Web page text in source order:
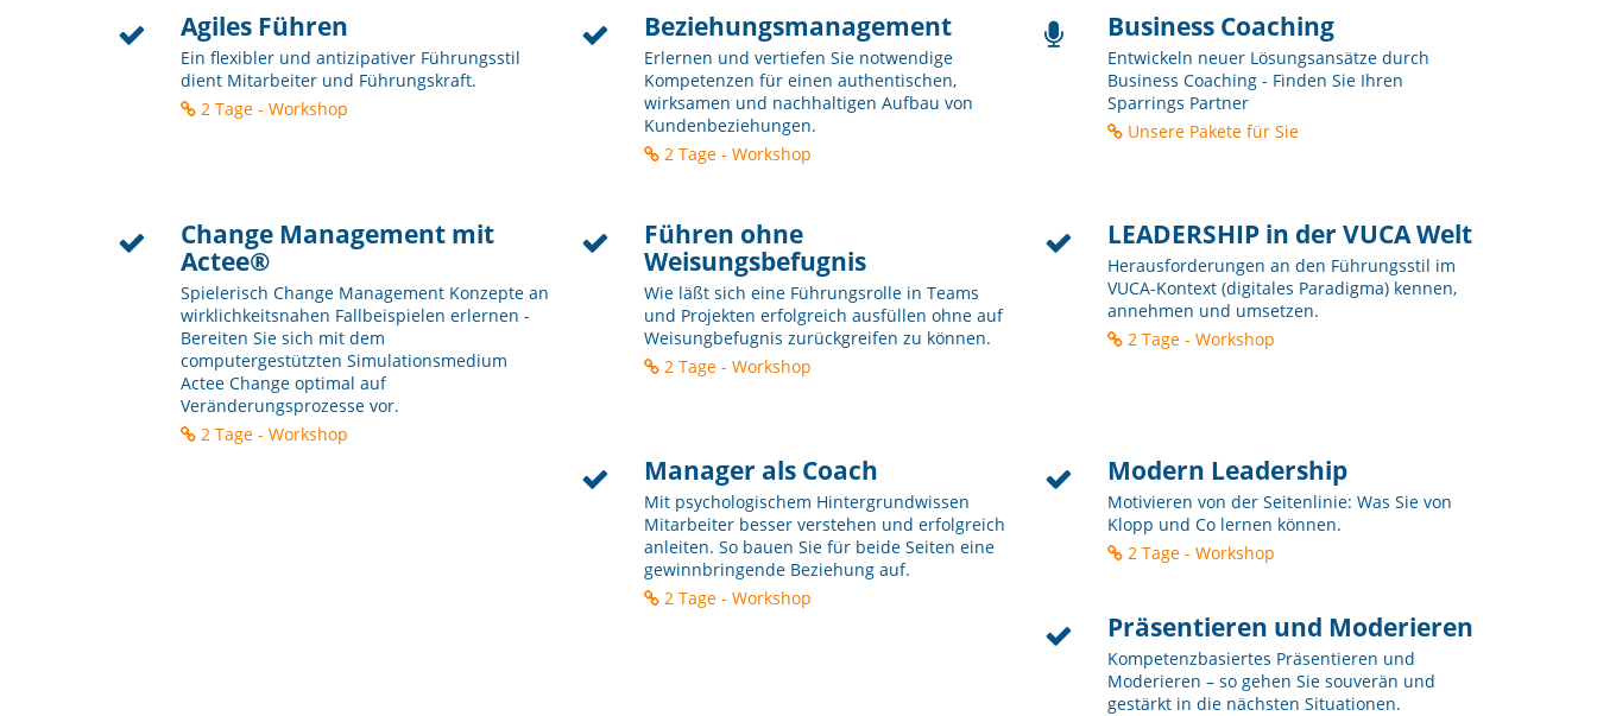
Agiles Führen
Ein flexibler und antizipativer Führungsstil
dient Mitarbeiter und Führungskraft.
2 Tage - Workshop
Beziehungsmanagement
Erlernen und vertiefen Sie notwendige
Kompetenzen für einen authentischen,
wirksamen und nachhaltigen Aufbau von
Kundenbeziehungen.
2 Tage - Workshop
Business Coaching
Entwickeln neuer Lösungsansätze durch
Business Coaching - Finden Sie Ihren
Sparrings Partner
Unsere Pakete für Sie
Change Management mit
Actee®
Spielerisch Change Management Konzepte an
wirklichkeitsnahen Fallbeispielen erlernen -
Bereiten Sie sich mit dem
computergestützten Simulationsmedium
Actee Change optimal auf
Veränderungsprozesse vor.
2 Tage - Workshop
Führen ohne
Weisungsbefugnis
Wie läßt sich eine Führungsrolle in Teams
und Projekten erfolgreich ausfüllen ohne auf
Weisungbefugnis zurückgreifen zu können.
2 Tage - Workshop
LEADERSHIP in der VUCA Welt
Herausforderungen an den Führungsstil im
VUCA-Kontext (digitales Paradigma) kennen,
annehmen und umsetzen.
2 Tage - Workshop
Manager als Coach
Mit psychologischem Hintergrundwissen
Mitarbeiter besser verstehen und erfolgreich
anleiten. So bauen Sie für beide Seiten eine
gewinnbringende Beziehung auf.
2 Tage - Workshop
Modern Leadership
Motivieren von der Seitenlinie: Was Sie von
Klopp und Co lernen können.
2 Tage - Workshop
Präsentieren und Moderieren
Kompetenzbasiertes Präsentieren und
Moderieren – so gehen Sie souverän und
gestärkt in die nächsten Situationen.